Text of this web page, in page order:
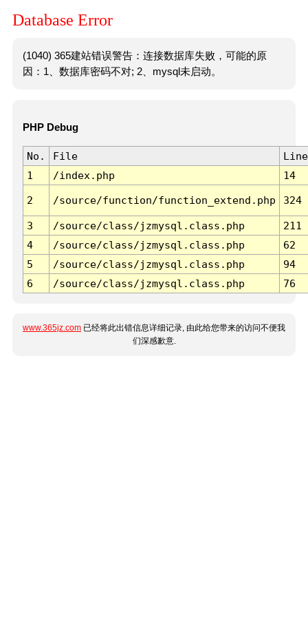
Database Error
(1040) 365建站错误警告：连接数据库失败，可能的原
因：1、数据库密码不对; 2、mysql未启动。
PHP Debug
No. File
Line
1
/index.php 14
2 /source/function/function_extend.php 324
3 /source/class/jzmysql.class.php
211
4
/source/class/jzmysql.class.php
62
5
/source/class/jzmysql.class.php
94
6
/source/class/jzmysql.class.php 76
www.365jz.com 已经将此出错信息详细记录, 由此给您带来的访问不便我
们深感歉意.